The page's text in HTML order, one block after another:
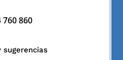
760 860
sugerencias